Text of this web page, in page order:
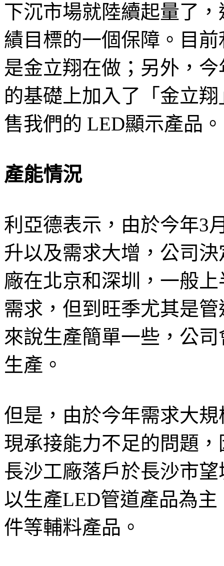
下沉市場就陸續起量了
績目標的一個保障。目
是金立翔在做；另外，
的基礎上加入了「金立
售我們的 LED顯示產品。
產能情況
利亞德表示，由於今年3
升以及需求大增，公司
廠在北京和深圳，一般
需求，但到旺季尤其是
來說生產簡單一些，公
生產。
但是，由於今年需求大
現承接能力不足的問題
長沙工廠落戶於長沙市
以生產LED管道產品為
件等輔料產品。